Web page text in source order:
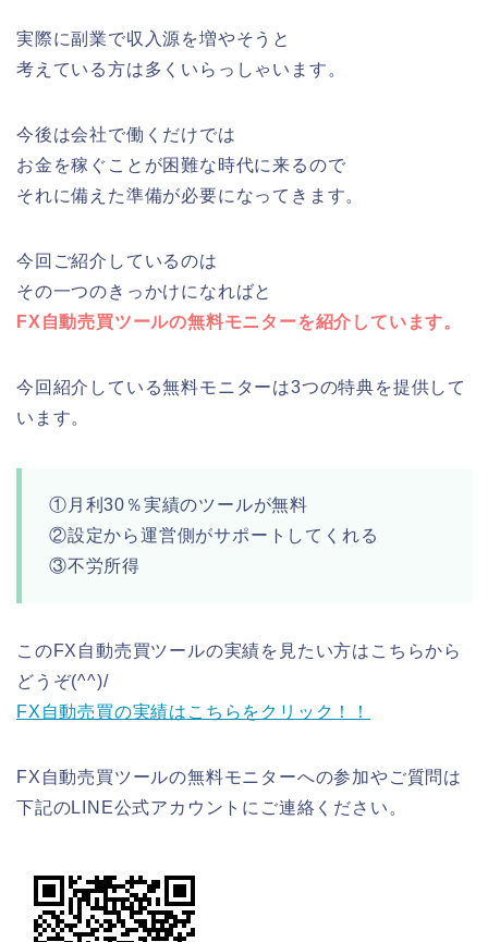
実際に副業で収入源を増やそうと
考えている方は多くいらっしゃいます。
今後は会社で働くだけでは
お金を稼ぐことが困難な時代に来るので
それに備えた準備が必要になってきます。
今回ご紹介しているのは
その一つのきっかけになればと
FX自動売買ツールの無料モニターを紹介しています。
今回紹介している無料モニターは3つの特典を提供して
います。
①月利30％実績のツールが無料
②設定から運営側がサポートしてくれる
③不労所得
このFX自動売買ツールの実績を見たい方はこちらから
どうぞ(^^)/
FX自動売買の実績はこちらをクリック！！
FX自動売買ツールの無料モニターへの参加やご質問は
下記のLINE公式アカウントにご連絡ください。